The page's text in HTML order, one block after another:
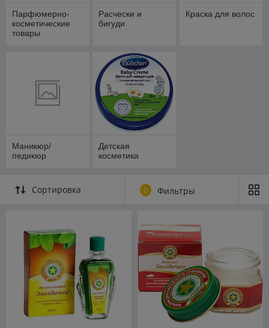
Парфюмерно-
косметические
товары
Расчески и
бигуди
Краска для волос
Маникюр/
педикюр
Детская
косметика
Сортировка 0 Фильтры